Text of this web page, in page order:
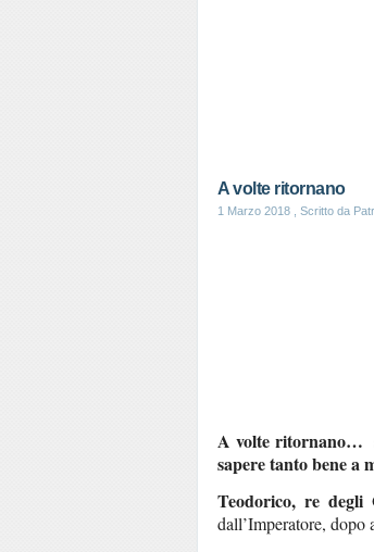
A volte ritornano
1 Marzo 2018 , Scritto da
A volte ritornano…
sapere tanto bene a
Teodorico, re degli
dall’Imperatore,